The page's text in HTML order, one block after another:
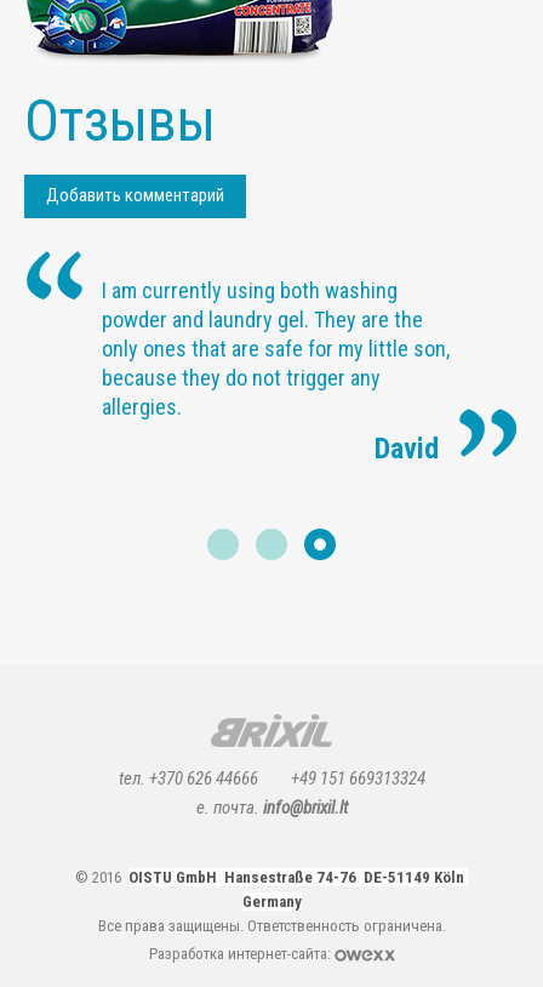
Отзывы
Добавить комментарий
I am currently using both washing
powder and laundry gel. They are the
only ones that are safe for my little son,
because they do not trigger any
allergies.
David
tел. +370 626 44666
+49 151 669313324
e. почта. info@brixil.lt
© 2016 OISTU GmbH Hansestraße 74-76 DE-51149 Köln
Germany
Все права защищены. Ответственность ограничена.
Разработка интернет-сайта: